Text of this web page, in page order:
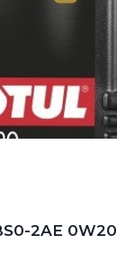
2AE 0W20